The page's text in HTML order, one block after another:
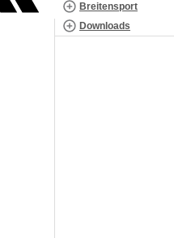
Breitensport
Downloads